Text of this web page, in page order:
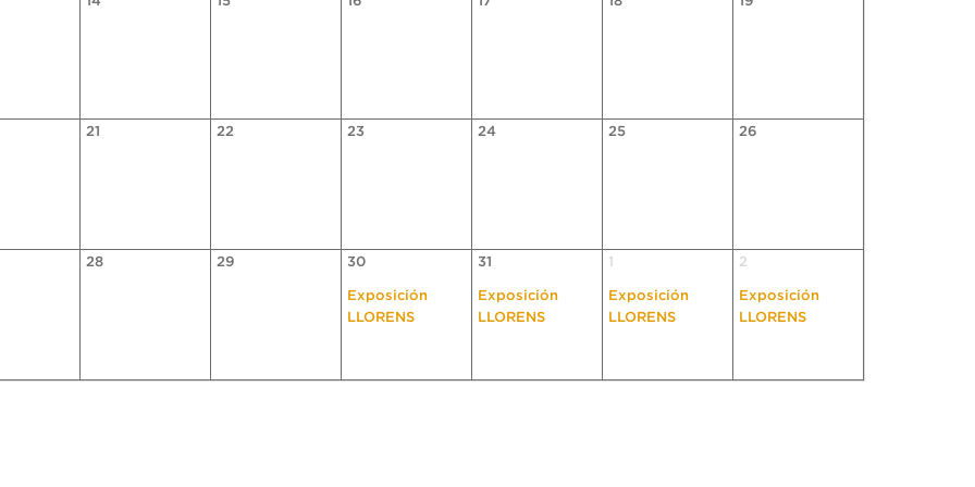
21 22 23 24 25 26
28 29 30
Exposición
LLORENS
31
Exposición
LLORENS
1
Exposición
LLORENS
2
Exposición
LLORENS